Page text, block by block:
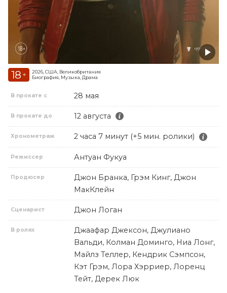
18 +
2026, США, Великобритания
Биография, Музыка, Драма
В прокате с 28 мая
В прокате до 12 августа
Хронометраж 2 часа 7 минут (+5 мин. ролики)
Режиссер Антуан Фукуа
Продюсер
Джон Бранка, Грэм Кинг, Джон
МакКлейн
Сценарист Джон Логан
В ролях
Джаафар Джексон, Джулиано
Вальди, Колман Доминго, Ниа Лонг,
Майлз Теллер, Кендрик Сэмпсон,
Кэт Грэм, Лора Хэрриер, Лоренц
Тейт, Дерек Люк